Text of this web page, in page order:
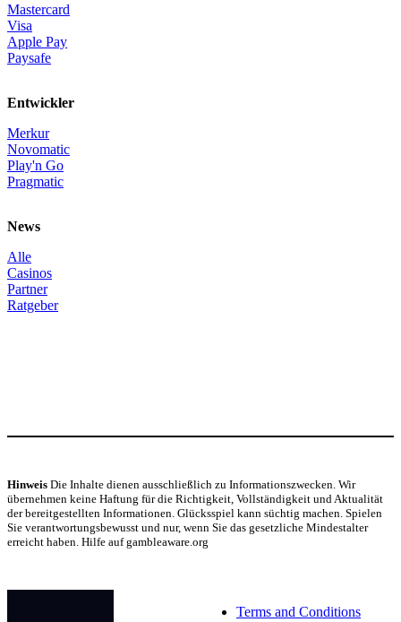
Mastercard
Visa
Apple Pay
Paysafe
Entwickler
Merkur
Novomatic
Play'n Go
Pragmatic
News
Alle
Casinos
Partner
Ratgeber
Hinweis Die Inhalte dienen ausschließlich zu Informationszwecken. Wir
übernehmen keine Haftung für die Richtigkeit, Vollständigkeit und Aktualität
der bereitgestellten Informationen. Glücksspiel kann süchtig machen. Spielen
Sie verantwortungsbewusst und nur, wenn Sie das gesetzliche Mindestalter
erreicht haben. Hilfe auf gambleaware.org
Terms and Conditions